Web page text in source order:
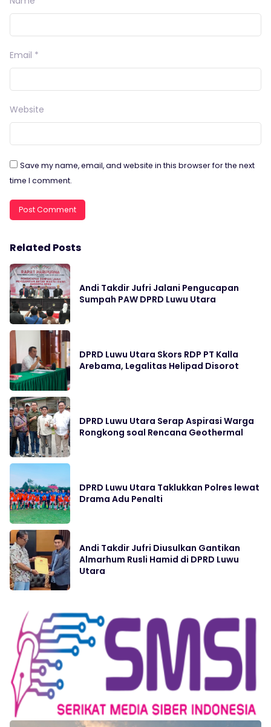
Email *
Website
Save my name, email, and website in this browser for the next
time I comment.
Related Posts
Andi Takdir Jufri Jalani Pengucapan
Sumpah PAW DPRD Luwu Utara
DPRD Luwu Utara Skors RDP PT Kalla
Arebama, Legalitas Helipad Disorot
DPRD Luwu Utara Serap Aspirasi Warga
Rongkong soal Rencana Geothermal
DPRD Luwu Utara Taklukkan Polres lewat
Drama Adu Penalti
Andi Takdir Jufri Diusulkan Gantikan
Almarhum Rusli Hamid di DPRD Luwu
Utara